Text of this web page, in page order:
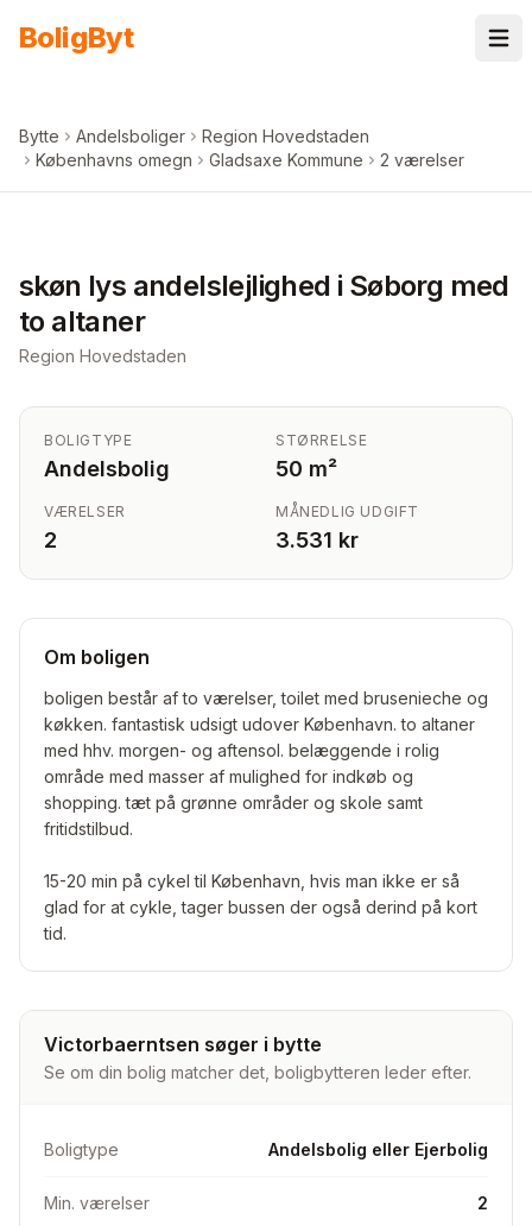
BoligByt
Bytte Andelsboliger
Region Hovedstaden
Københavns omegn
Gladsaxe Kommune 2 værelser
skøn lys andelslejlighed i Søborg med
to altaner
Region Hovedstaden
BOLIGTYPE
Andelsbolig
STØRRELSE
50 m²
VÆRELSER
2
MÅNEDLIG UDGIFT
3.531 kr
Om boligen
boligen består af to værelser, toilet med brusenieche og
køkken. fantastisk udsigt udover København. to altaner
med hhv. morgen- og aftensol. belæggende i rolig
område med masser af mulighed for indkøb og
shopping. tæt på grønne områder og skole samt
fritidstilbud.
15-20 min på cykel til København, hvis man ikke er så
glad for at cykle, tager bussen der også derind på kort
tid.
Victorbaerntsen søger i bytte
Se om din bolig matcher det, boligbytteren leder efter.
Boligtype Andelsbolig eller Ejerbolig
Min. værelser 2